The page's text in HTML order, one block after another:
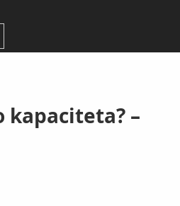
kapaciteta? –